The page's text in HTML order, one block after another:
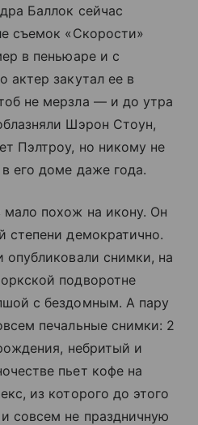
Баллок сейчас
съемок «Скорости»
в пеньюаре и с
актер закутал ее в
не мерзла — и до утра
Шэрон Стоун,
Пэлтроу, но никому не
его доме даже года.
похож на икону. Он
степени демократично.
опубликовали снимки, на
подворотне
с бездомным. А пару
печальные снимки: 2
небритый и
пьет кофе на
из которого до этого
совсем не праздничную